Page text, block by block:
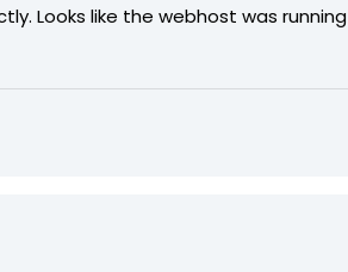
Looks like the webhost was running